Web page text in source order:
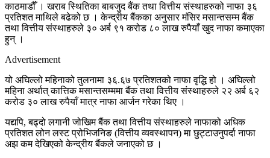
काठमाडौँ । खराब स्थितिका बाबजुद बैंक तथा वित्तीय संस्थाहरुको नाफा ३६
प्रतिशत माथिले बढेको छ । केन्द्रीय बैंकका अनुसार मंसिर मसान्तसम्म बैंक
तथा वित्तीय संस्थाहरुले ३० अर्ब ९१ करोड ८० लाख रुपैयाँ खुद नाफा कमाएका
हुन् ।
Advertisement
यो अघिल्लो महिनाको तुलनामा ३६.६७ प्रतिशतको नाफा वृद्धि हो । अघिल्लो
महिना अर्थात् कात्तिक मसान्तसम्ममा बैंक तथा वित्तीय संस्थाहरुले २२ अर्ब ६२
करोड ३० लाख रुपैयाँ मात्र नाफा आर्जन गरेका थिए ।
यद्यपि, बढ्दो लगानी जोखिम बैंक तथा वित्तीय संस्थाहरुले नाफाको अधिक
प्रतिशत लोन लस्ट प्रोभिजनिङ (वित्तीय व्यवस्थापन) मा छुट्टाउनुपर्दा नाफा
अझ कम देखिएको केन्द्रीय बैंकले जनाएको छ ।